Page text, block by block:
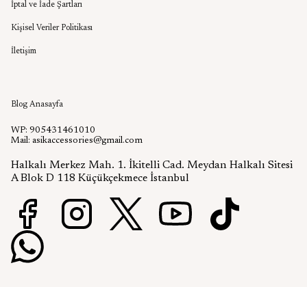
İptal ve İade Şartları
Kişisel Veriler Politikası
İletişim
Blog Anasayfa
WP: 905431461010
Mail: asikaccessories@gmail.com
Halkalı Merkez Mah. 1. İkitelli Cad. Meydan Halkalı Sitesi
A Blok D 118 Küçükçekmece İstanbul